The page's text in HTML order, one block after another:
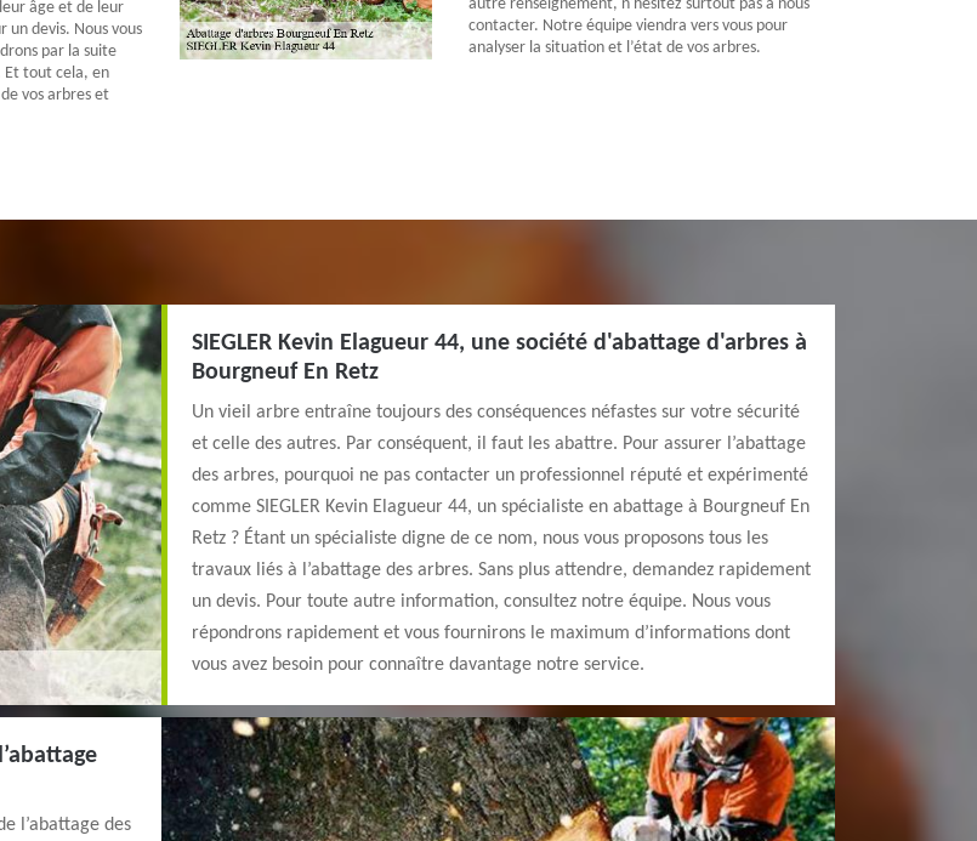
âge et de leur
devis. Nous vous
par la suite
Et tout cela, en
vos arbres et
autre renseignement, n'hésitez surtout pas à nous
contacter. Notre équipe viendra vers vous pour
analyser la situation et l’état de vos arbres.
SIEGLER Kevin Elagueur 44, une société d'abattage d'arbres à
Bourgneuf En Retz
Un vieil arbre entraîne toujours des conséquences néfastes sur votre sécurité
et celle des autres. Par conséquent, il faut les abattre. Pour assurer l’abattage
des arbres, pourquoi ne pas contacter un professionnel réputé et expérimenté
comme SIEGLER Kevin Elagueur 44, un spécialiste en abattage à Bourgneuf En
Retz ? Étant un spécialiste digne de ce nom, nous vous proposons tous les
travaux liés à l’abattage des arbres. Sans plus attendre, demandez rapidement
un devis. Pour toute autre information, consultez notre équipe. Nous vous
répondrons rapidement et vous fournirons le maximum d’informations dont
vous avez besoin pour connaître davantage notre service.
l’abattage des